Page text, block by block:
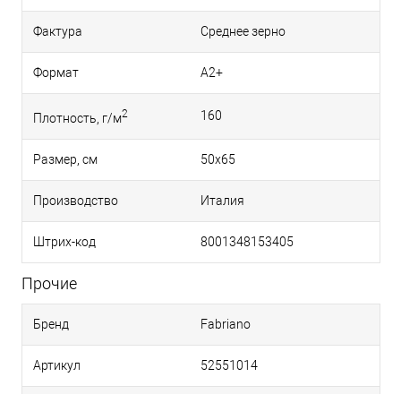
Фактура Среднее зерно
Формат A2+
Плотность, г/м2 160
Размер, см 50x65
Производство Италия
Штрих-код 8001348153405
Прочие
Бренд Fabriano
Артикул 52551014